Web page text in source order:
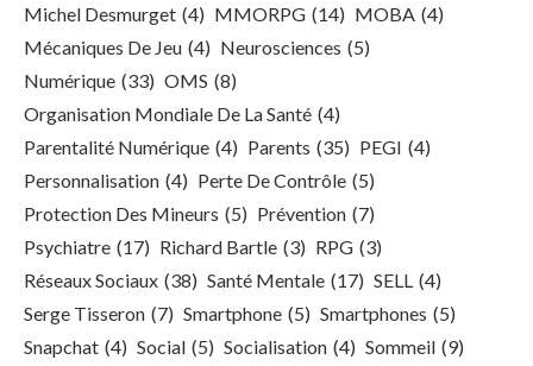
Michel Desmurget (4) MMORPG (14) MOBA (4)
Mécaniques De Jeu (4) Neurosciences (5)
Numérique (33) OMS (8)
Organisation Mondiale De La Santé (4)
Parentalité Numérique (4) Parents (35) PEGI (4)
Personnalisation (4) Perte De Contrôle (5)
Protection Des Mineurs (5) Prévention (7)
Psychiatre (17) Richard Bartle (3) RPG (3)
Réseaux Sociaux (38) Santé Mentale (17) SELL (4)
Serge Tisseron (7) Smartphone (5) Smartphones (5)
Snapchat (4) Social (5) Socialisation (4) Sommeil (9)